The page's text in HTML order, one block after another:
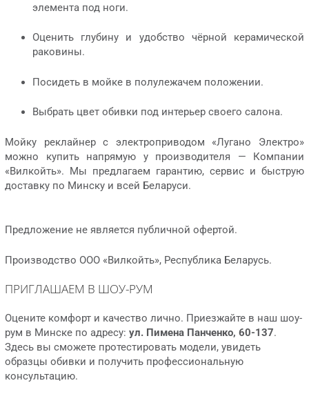
элемента под ноги.
Оценить глубину и удобство чёрной керамической
раковины.
Посидеть в мойке в полулежачем положении.
Выбрать цвет обивки под интерьер своего салона.
Мойку реклайнер с электроприводом «Лугано Электро»
можно купить напрямую у производителя — Компании
«Вилкойть». Мы предлагаем гарантию, сервис и быструю
доставку по Минску и всей Беларуси.
Предложение не является публичной офертой.
Производство ООО «Вилкойть», Республика Беларусь.
ПРИГЛАШАЕМ В ШОУ-РУМ
Оцените комфорт и качество лично. Приезжайте в наш шоу-
рум в Минске по адресу: ул. Пимена Панченко, 60-137.
Здесь вы сможете протестировать модели, увидеть
образцы обивки и получить профессиональную
консультацию.